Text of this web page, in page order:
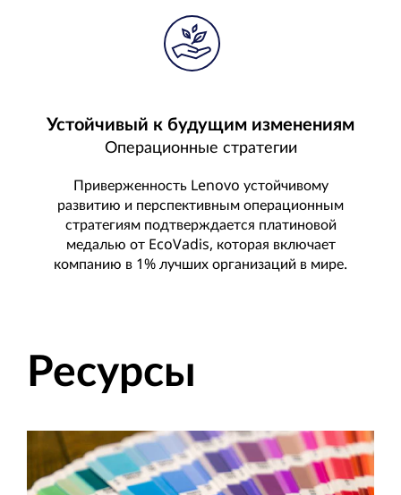
Устойчивый к будущим изменениям
Операционные стратегии
Приверженность Lenovo устойчивому
развитию и перспективным операционным
стратегиям подтверждается платиновой
медалью от EcoVadis, которая включает
компанию в 1% лучших организаций в мире.
Ресурсы